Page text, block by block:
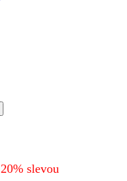
slevou